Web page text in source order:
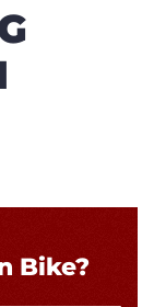
Bike?